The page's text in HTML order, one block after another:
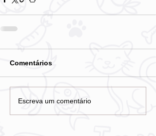
Comentários
Escreva um comentário